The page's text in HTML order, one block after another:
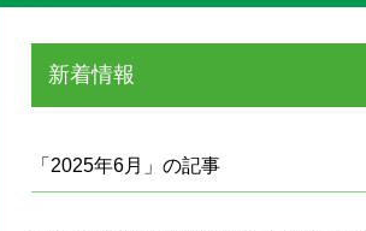
新着情報
「2025年6月」の記事